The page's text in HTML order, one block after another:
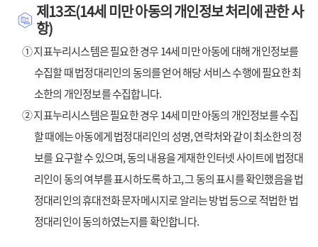
제13조(14세 미만 아동의 개인정보 처리에 관한 사
항)
① 지표누리시스템은 필요한 경우 14세 미만 아동에 대해 개인정보를
수집할 때 법정대리인의 동의를 얻어 해당 서비스 수행에 필요한 최
소한의 개인정보를 수집합니다.
② 지표누리시스템은 필요한 경우 14세 미만 아동의 개인정보를 수집
할 때에는 아동에게 법정대리인의 성명, 연락처와 같이 최소한의 정
보를 요구할 수 있으며, 동의 내용을 게재한 인터넷 사이트에 법정대
리인이 동의 여부를 표시하도록 하고, 그 동의 표시를 확인했음을 법
정대리인의 휴대전화 문자메시지로 알리는 방법 등으로 적법한 법
정대리인이 동의하였는지를 확인합니다.